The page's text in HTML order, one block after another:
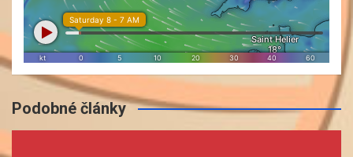
Podobné články